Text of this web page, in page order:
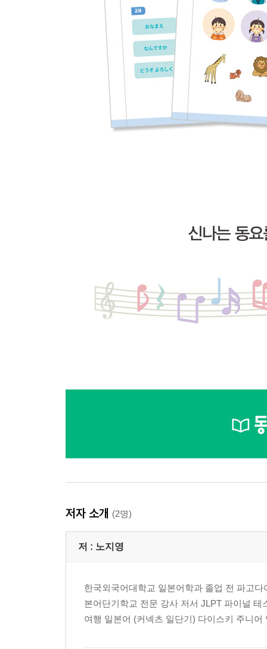
저자 소개 (2명)
저 : 노지영
한국외국어대학교 일본어학과 졸업 전 파고
본어단기학교 전문 강사 저서 JLPT 파이널
여행 일본어 (커넥츠 일단기) 다이스키 주니